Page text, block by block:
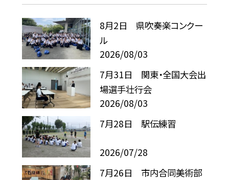
8月2日 県吹奏楽コンクー
ル
2026/08/03
7月31日 関東・全国大会出
場選手壮行会
2026/08/03
7月28日 駅伝練習
2026/07/28
7月26日 市内合同美術部